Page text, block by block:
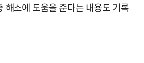
해소에 도움을 준다는 내용도 기록